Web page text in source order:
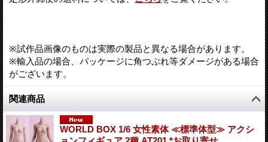
※試作品画像のものは実際の製品と異なる場合があります。
※輸入品の場合、パッケージに角つぶれ等ダメージがある場合
がございます。
関連商品
WORLD BOX 1/6 女性素体 ≪標準体型≫ アクシ